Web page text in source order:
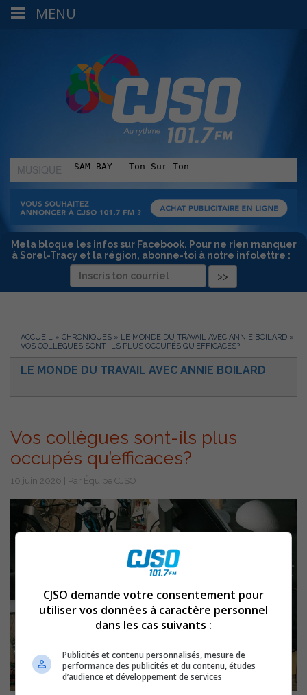
MUSIQUE
:
Meta bloque les infos sur Facebook. Pour ne rien manquer
à Sorel-Tracy et la région, abonne-toi à notre infolettre :
ACCUEIL » CHRONIQUES » LE MONDE DU TRAVAIL AVEC ANNIE BOILARD »
VOS COLLÈGUES SONT-ILS PLUS OCCUPÉS QU’EFFICACES?
LE MONDE DU TRAVAIL AVEC ANNIE BOILARD
Vos collègues sont-ils plus
occupés qu’efficaces?
10 juin 2026 | Par Équipe CJSO
MENU
CJSO demande votre consentement pour
utiliser vos données à caractère personnel
dans les cas suivants :
Publicités et contenu personnalisés, mesure de
performance des publicités et du contenu, études
d’audience et développement de services